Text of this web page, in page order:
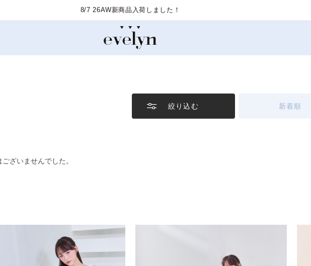
8/7 26AW新商品入荷しました！
絞り込む 新着順
ざいませんでした。